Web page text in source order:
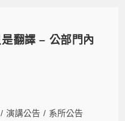
翻譯 – 公部門內
/ 演講公告 / 系所公告